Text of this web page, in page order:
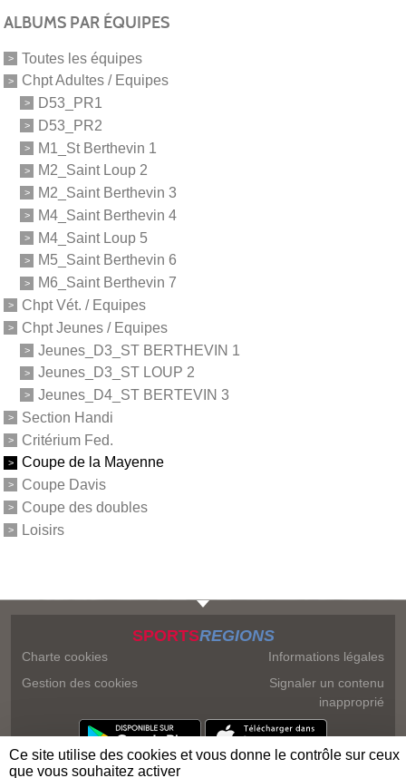
ALBUMS PAR ÉQUIPES
Toutes les équipes
Chpt Adultes / Equipes
D53_PR1
D53_PR2
M1_St Berthevin 1
M2_Saint Loup 2
M2_Saint Berthevin 3
M4_Saint Berthevin 4
M4_Saint Loup 5
M5_Saint Berthevin 6
M6_Saint Berthevin 7
Chpt Vét. / Equipes
Chpt Jeunes / Equipes
Jeunes_D3_ST BERTHEVIN 1
Jeunes_D3_ST LOUP 2
Jeunes_D4_ST BERTEVIN 3
Section Handi
Critérium Fed.
Coupe de la Mayenne
Coupe Davis
Coupe des doubles
Loisirs
SPORTSREGIONS
Charte cookies
Gestion des cookies
Informations légales
Signaler un contenu
inapproprié
Ce site utilise des cookies et vous donne le contrôle sur ceux
que vous souhaitez activer